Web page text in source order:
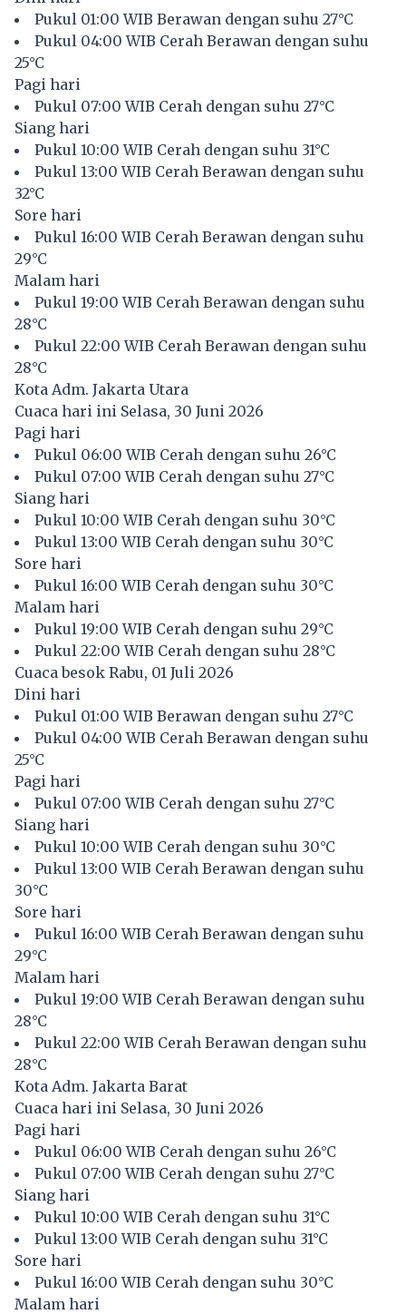
Pukul 01:00 WIB Berawan dengan suhu 27°C
Pukul 04:00 WIB Cerah Berawan dengan suhu
25°C
Pagi hari
Pukul 07:00 WIB Cerah dengan suhu 27°C
Siang hari
Pukul 10:00 WIB Cerah dengan suhu 31°C
Pukul 13:00 WIB Cerah Berawan dengan suhu
32°C
Sore hari
Pukul 16:00 WIB Cerah Berawan dengan suhu
29°C
Malam hari
Pukul 19:00 WIB Cerah Berawan dengan suhu
28°C
Pukul 22:00 WIB Cerah Berawan dengan suhu
28°C
Kota Adm. Jakarta Utara
Cuaca hari ini Selasa, 30 Juni 2026
Pagi hari
Pukul 06:00 WIB Cerah dengan suhu 26°C
Pukul 07:00 WIB Cerah dengan suhu 27°C
Siang hari
Pukul 10:00 WIB Cerah dengan suhu 30°C
Pukul 13:00 WIB Cerah dengan suhu 30°C
Sore hari
Pukul 16:00 WIB Cerah dengan suhu 30°C
Malam hari
Pukul 19:00 WIB Cerah dengan suhu 29°C
Pukul 22:00 WIB Cerah dengan suhu 28°C
Cuaca besok Rabu, 01 Juli 2026
Dini hari
Pukul 01:00 WIB Berawan dengan suhu 27°C
Pukul 04:00 WIB Cerah Berawan dengan suhu
25°C
Pagi hari
Pukul 07:00 WIB Cerah dengan suhu 27°C
Siang hari
Pukul 10:00 WIB Cerah dengan suhu 30°C
Pukul 13:00 WIB Cerah Berawan dengan suhu
30°C
Sore hari
Pukul 16:00 WIB Cerah Berawan dengan suhu
29°C
Malam hari
Pukul 19:00 WIB Cerah Berawan dengan suhu
28°C
Pukul 22:00 WIB Cerah Berawan dengan suhu
28°C
Kota Adm. Jakarta Barat
Cuaca hari ini Selasa, 30 Juni 2026
Pagi hari
Pukul 06:00 WIB Cerah dengan suhu 26°C
Pukul 07:00 WIB Cerah dengan suhu 27°C
Siang hari
Pukul 10:00 WIB Cerah dengan suhu 31°C
Pukul 13:00 WIB Cerah dengan suhu 31°C
Sore hari
Pukul 16:00 WIB Cerah dengan suhu 30°C
Malam hari